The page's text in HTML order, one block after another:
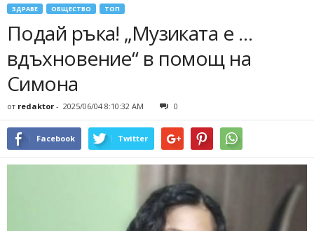
ЗДРАВЕ ОБЩЕСТВО ТОП
Подай ръка! „Музиката е …
вдъхновение“ в помощ на
Симона
от redaktor - 2025/06/04 8:10:32 AM 0
Facebook Twitter